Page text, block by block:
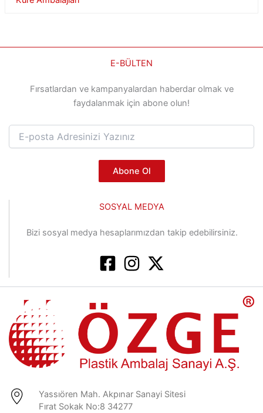
E-BÜLTEN
Fırsatlardan ve kampanyalardan haberdar olmak ve
faydalanmak için abone olun!
Abone Ol
SOSYAL MEDYA
Bizi sosyal medya hesaplarımızdan takip edebilirsiniz.
Yassıören Mah. Akpınar Sanayi Sitesi
Fırat Sokak No:8 34277